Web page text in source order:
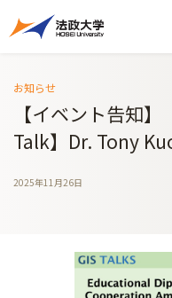
お知らせ
【イベント告知
Talk】Dr. Tony
2025年11月26日